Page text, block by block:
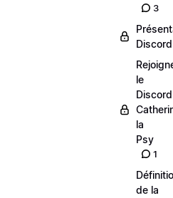
3
le
Discord
la
Psy
1
de la